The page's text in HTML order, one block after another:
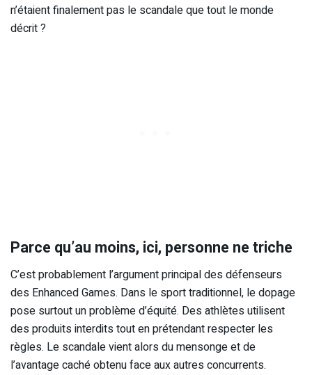
n’étaient finalement pas le scandale que tout le monde
décrit ?
Parce qu’au moins, ici, personne ne triche
C’est probablement l’argument principal des défenseurs
des Enhanced Games. Dans le sport traditionnel, le dopage
pose surtout un problème d’équité. Des athlètes utilisent
des produits interdits tout en prétendant respecter les
règles. Le scandale vient alors du mensonge et de
l’avantage caché obtenu face aux autres concurrents.